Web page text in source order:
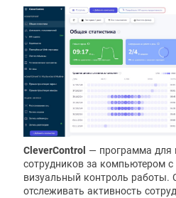
CleverControl — программа для
сотрудников за компьютером с
визуальный контроль работы.
отслеживать активность